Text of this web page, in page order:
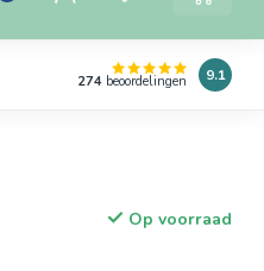
274 beoordelingen 9.1
Op voorraad